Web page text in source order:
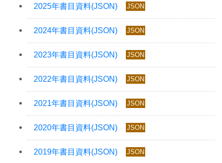
JSON
JSON
JSON
JSON
JSON
JSON
JSON